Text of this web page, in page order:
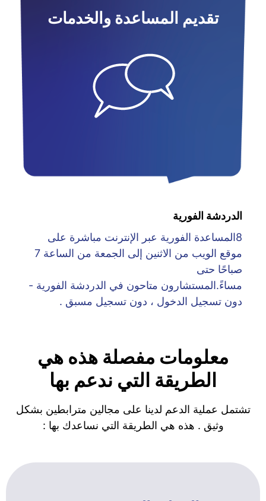
تقديم المساعدة والخدمات
الدردشة الفورية
8المساعدة الفورية عبر الإنترنت مباشرة على
موقع الويب من الاثنين إلى الجمعة من الساعة 7
صباحًا حتى
مساءً.المستشارون متاحون في الدردشة الفورية -
دون تسجيل الدخول ، دون تسجيل مسبق .
معلومات مفصلة هذه هي
الطريقة التي ندعم بها
تشتمل عملية الدعم لدينا على مجالين مترابطين بشكل
وثيق . هذه هي الطريقة التي نساعدك بها :